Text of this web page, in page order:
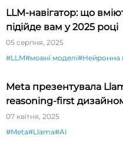
LLM-навігатор: що
підійде вам у 2025 році
05 серпня, 2025
#LLM#мовні моделі#Нейронна
Meta презентувала
reasoning-first
07 квітня, 2025
#Meta#Llama#AI